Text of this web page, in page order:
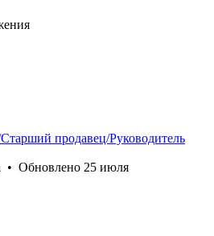
продавец/Руководитель
• Обновлено 25 июля